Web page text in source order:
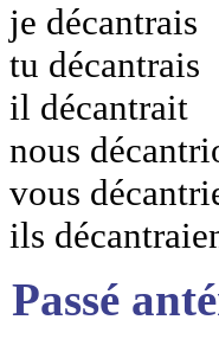
je décantrais
tu décantrais
il décantrait
nous
vous
ils
Passé